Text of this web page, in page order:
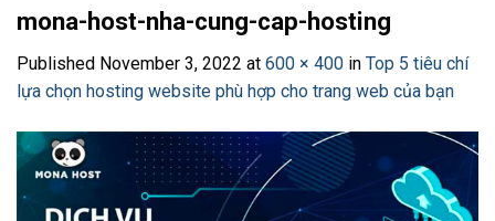
mona-host-nha-cung-cap-hosting
Published November 3, 2022 at 600 × 400 in Top 5 tiêu chí
lựa chọn hosting website phù hợp cho trang web của bạn